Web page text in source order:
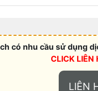
có nhu cầu sử dụng
CLICK LIÊN
LIÊN